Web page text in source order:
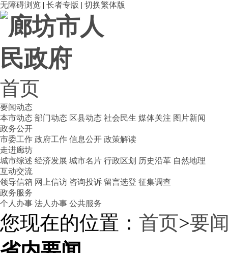
无障碍浏览 | 长者专版 | 切换繁体版
首页
要闻动态
本市动态 部门动态 区县动态 社会民生 媒体关注 图片新闻
政务公开
市委工作 政府工作 信息公开 政策解读
走进廊坊
城市综述 经济发展 城市名片 行政区划 历史沿革 自然地理
互动交流
领导信箱 网上信访 咨询投诉 留言选登 征集调查
政务服务
个人办事 法人办事 公共服务
您现在的位置： 首页>要